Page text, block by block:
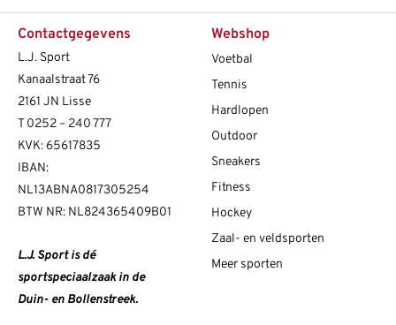
Contactgegevens
L.J. Sport
Kanaalstraat 76
2161 JN Lisse
T 0252 – 240 777
KVK: 65617835
IBAN:
NL13ABNA0817305254
BTW NR: NL824365409B01
L.J. Sport is dé
sportspeciaalzaak in de
Duin- en Bollenstreek.
Webshop
Voetbal
Tennis
Hardlopen
Outdoor
Sneakers
Fitness
Hockey
Zaal- en veldsporten
Meer sporten